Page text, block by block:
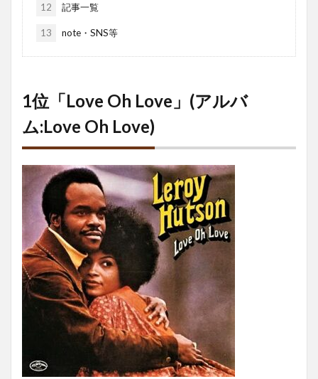
12 記事一覧
13 note・SNS等
1位「Love Oh Love」(アルバ
ム:Love Oh Love)